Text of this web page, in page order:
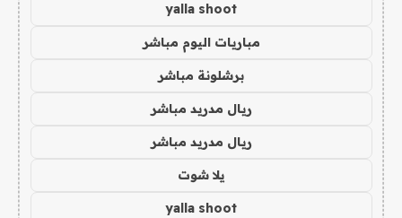
yalla shoot
مباريات اليوم مباشر
برشلونة مباشر
ريال مدريد مباشر
ريال مدريد مباشر
يلا شوت
yalla shoot